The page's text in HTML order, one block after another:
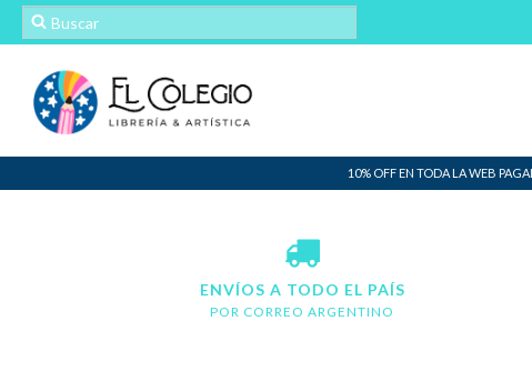
10% OFF EN TODA LA WEB
ENVÍOS A TODO EL PAÍS
POR CORREO ARGENTINO